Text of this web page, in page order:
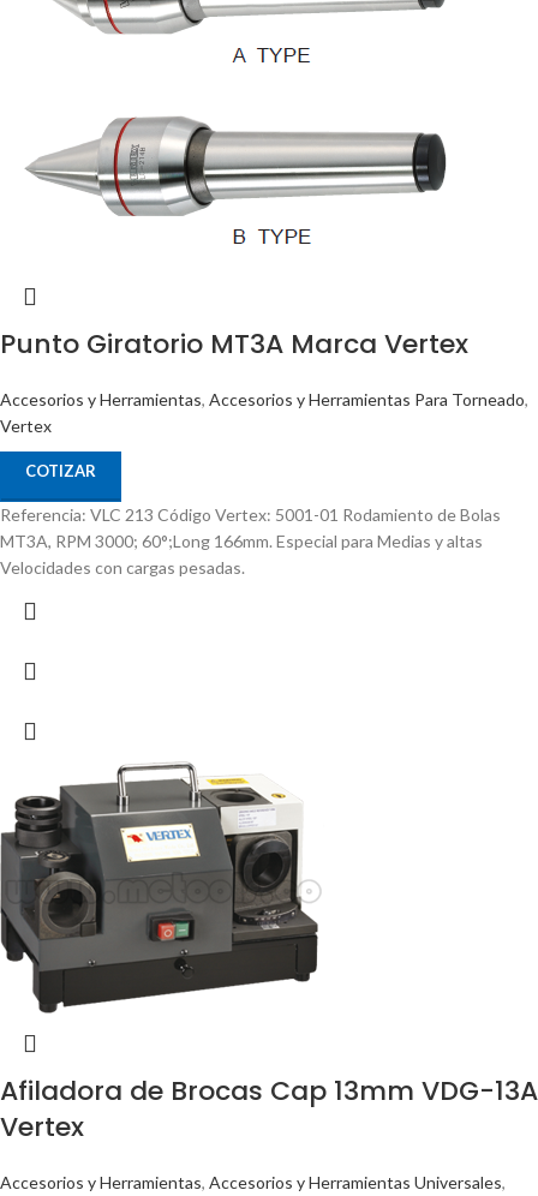
Punto Giratorio MT3A Marca Vertex
Accesorios y Herramientas, Accesorios y Herramientas Para Torneado,
Vertex
COTIZAR
Referencia: VLC 213 Código Vertex: 5001-01 Rodamiento de Bolas
MT3A, RPM 3000; 60°;Long 166mm. Especial para Medias y altas
Velocidades con cargas pesadas.
Afiladora de Brocas Cap 13mm VDG-13A
Vertex
Accesorios y Herramientas, Accesorios y Herramientas Universales,